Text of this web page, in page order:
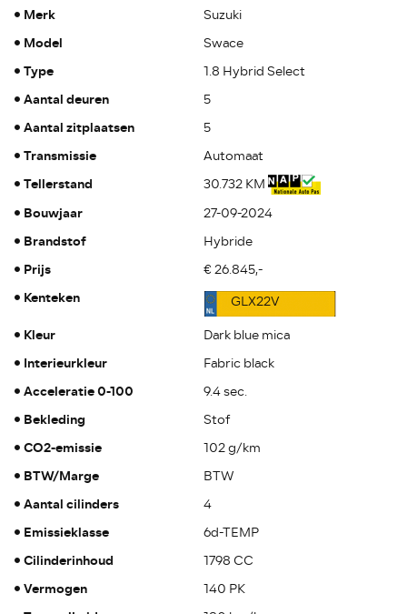
Merk Suzuki
Model Swace
Type 1.8 Hybrid Select
Aantal deuren 5
Aantal zitplaatsen 5
Transmissie Automaat
Tellerstand 30.732 KM
Bouwjaar 27-09-2024
Brandstof Hybride
Prijs € 26.845,-
Kenteken GLX22V
Kleur Dark blue mica
Interieurkleur Fabric black
Acceleratie 0-100 9.4 sec.
Bekleding Stof
CO2-emissie 102 g/km
BTW/Marge BTW
Aantal cilinders 4
Emissieklasse 6d-TEMP
Cilinderinhoud 1798 CC
Vermogen 140 PK